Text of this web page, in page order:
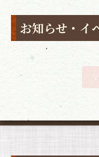
お知らせ・